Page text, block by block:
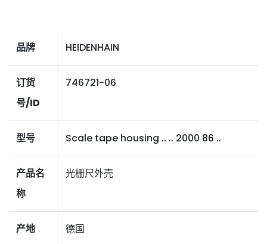
品牌 HEIDENHAIN
订货
号/ID
746721-06
型号 Scale tape housing .. .. 2000 86 ..
产品名
称
光栅尺外壳
产地 德国